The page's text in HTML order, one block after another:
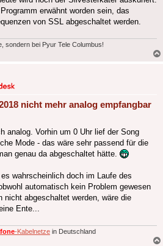
erwähnt worden sein, das
von SSL abgeschaltet werden.
sondern bei Pyur Tele Columbus!
nicht mehr analog empfangbar
analog. Vorhin um 0 Uhr lief der Song
Mode - das wäre sehr passend für die
genau da abgeschaltet hätte.
wahrscheinlich doch im Laufe des
automatisch kein Problem gewesen
nicht abgeschaltet werden, wäre die
Ente...
-Kabelnetze in Deutschland